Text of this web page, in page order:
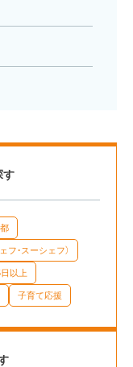
す
フ・スーシェフ）
以上
子育て応援